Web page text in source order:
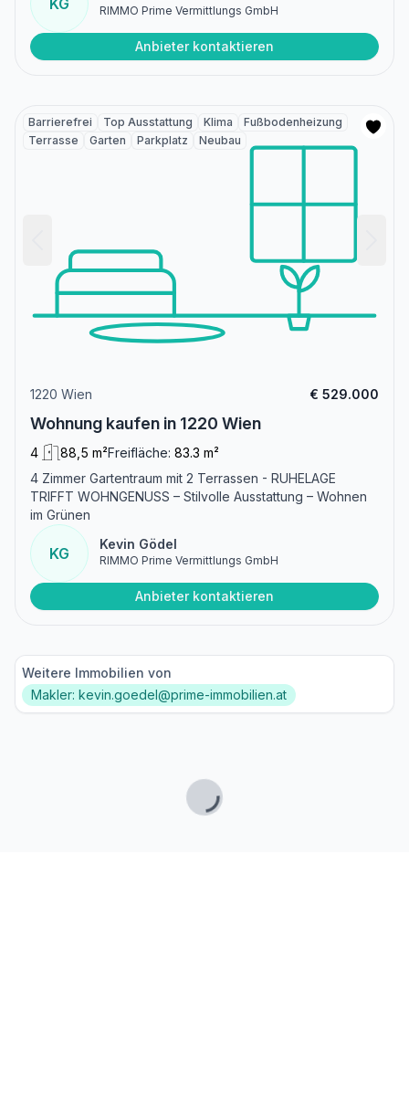
KG RIMMO Prime Vermittlungs GmbH
Anbieter kontaktieren
Barrierefrei Top Ausstattung Klima
Fußbodenheizung
Terrasse
Garten Parkplatz Neubau
1220 Wien € 529.000
Wohnung kaufen in 1220 Wien
4 88,5 m²Freifläche: 83.3 m²
4 Zimmer Gartentraum mit 2 Terrassen - RUHELAGE
TRIFFT WOHNGENUSS – Stilvolle Ausstattung – Wohnen
im Grünen
KG
Kevin Gödel
RIMMO Prime Vermittlungs GmbH
Anbieter kontaktieren
Weitere Immobilien von
Makler: kevin.goedel@prime-immobilien.at